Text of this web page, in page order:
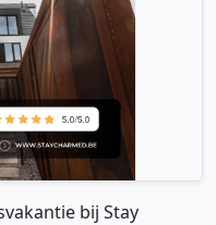
bij Stay